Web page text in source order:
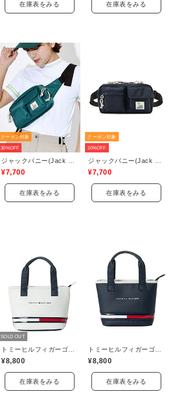
在庫表をみる 在庫表をみる
クーポン対象
30%OFF
¥7,700
在庫表をみる
クーポン対象
30%OFF
¥7,700
在庫表をみる
SOLD OUT
トミーヒルフィガーゴルフ(TOMMY HILFIGER GOLF)
¥8,800
在庫表をみる
トミーヒルフィガーゴルフ(TOMMY HILFIGER GOLF)
¥8,800
在庫表をみる